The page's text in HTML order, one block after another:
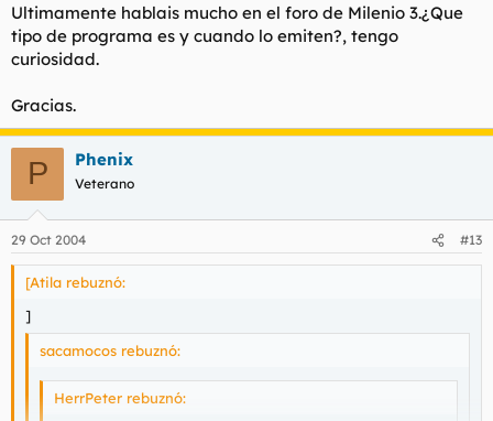
Ultimamente hablais mucho en el foro de Milenio 3.¿Que
tipo de programa es y cuando lo emiten?, tengo
curiosidad.
Gracias.
P Phenix
Veterano
29 Oct 2004 #13
[Atila rebuznó:
]
sacamocos rebuznó:
HerrPeter rebuznó: